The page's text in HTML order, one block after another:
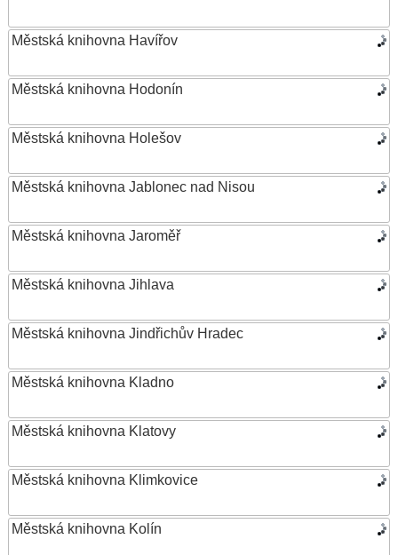
Městská knihovna Havířov
Městská knihovna Hodonín
Městská knihovna Holešov
Městská knihovna Jablonec nad Nisou
Městská knihovna Jaroměř
Městská knihovna Jihlava
Městská knihovna Jindřichův Hradec
Městská knihovna Kladno
Městská knihovna Klatovy
Městská knihovna Klimkovice
Městská knihovna Kolín